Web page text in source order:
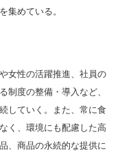
集めている。
女性の活躍推進、社員の
制度の整備・導入など、
していく。また、常に食
く、環境にも配慮した高
、商品の永続的な提供に